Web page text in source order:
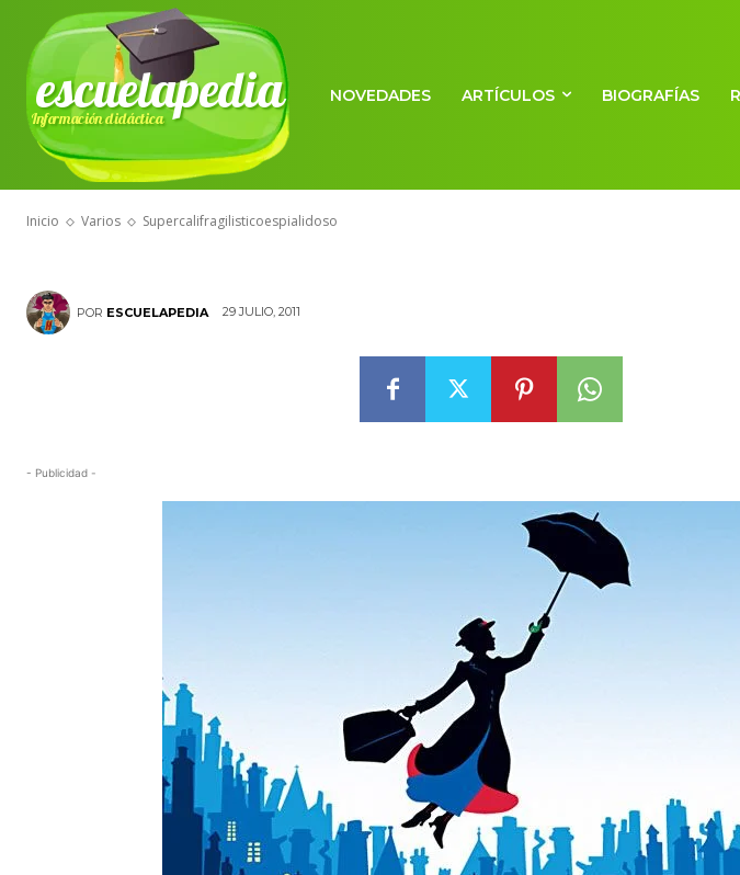
escuelapedia
Información didáctica
NOVEDADES ARTÍCULOS BIOGRAFÍAS
Inicio Varios Supercalifragilisticoespialidoso
VARIOS
POR ESCUELAPEDIA 29 JULIO, 2011
- Publicidad -